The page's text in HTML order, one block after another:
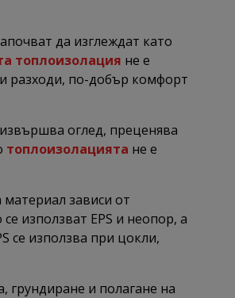
да изглеждат като
топлоизолация не е
разходи, по-добър комфорт
оглед, преценява
топлоизолацията не е
зависи от
използват EPS и неопор, а
се използва при цокли,
грундиране и полагане на